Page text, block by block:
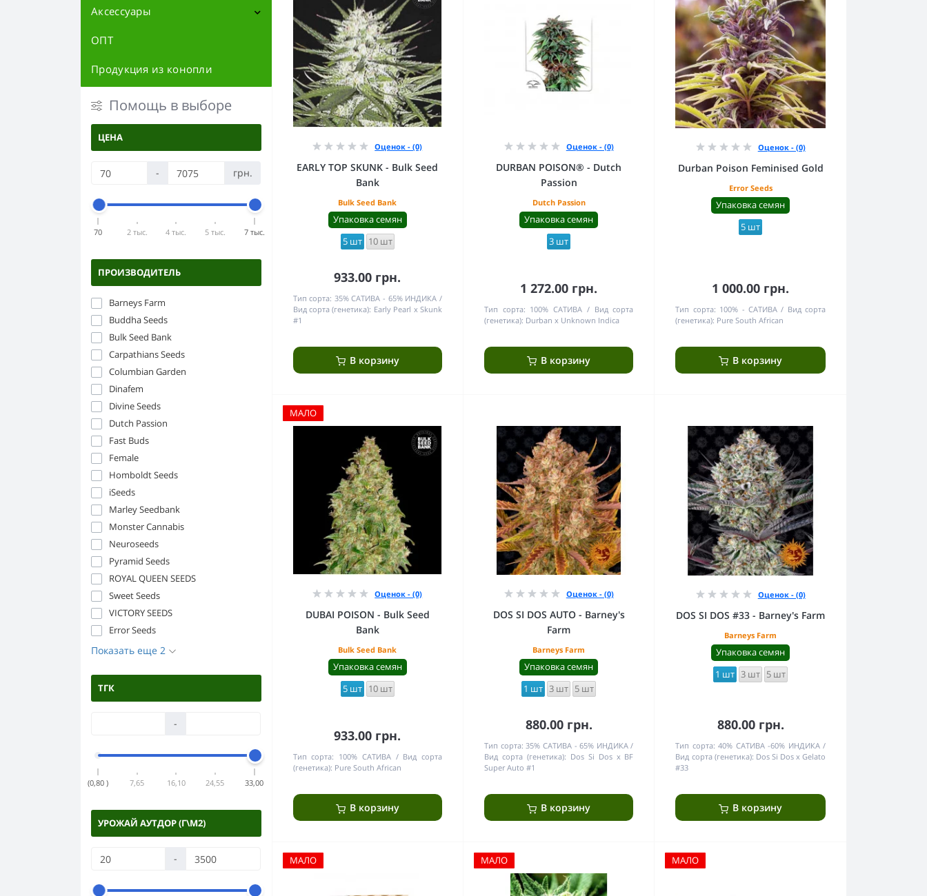
Контроль и измерение
Субстраты
Вентиляция
LED Лампы
Отражатели
Компоненты ДНаТ
ЭПРА
Гроубоксы
Удобрения
Горшки и ёмкости
Аксессуары для гровинга
Аксессуары
Атрибутика
Баблеры
Дерево
Металл
Стекло
Керамика
Пластик
Запчасти для бонгов
Контейнеры и тайники
Бонги
Бумага папиросная
Прессы для травы
Напасы
ОПТ
Продукция из конопли
Помощь в выборе
ЦЕНА
- грн.
70 2 тыс. 4 тыс. 5 тыс. 7 тыс.
ПРОИЗВОДИТЕЛЬ
Barneys Farm
Buddha Seeds
Bulk Seed Bank
Carpathians Seeds
Columbian Garden
Dinafem
Divine Seeds
Dutch Passion
Fast Buds
Female
Homboldt Seeds
iSeeds
Marley Seedbank
Monster Cannabis
Neuroseeds
Pyramid Seeds
ROYAL QUEEN SEEDS
Sweet Seeds
VICTORY SEEDS
Error Seeds
Показать еще 2
ТГК
-
(0,80 ) 7,65 16,10 24,55 33,00
УРОЖАЙ АУТДОР (Г\М2)
-
Оценок - (0)
EARLY TOP SKUNK - Bulk Seed
Bank
Bulk Seed Bank
Упаковка семян
5 шт 10 шт
933.00 грн.
Тип сорта: 35% САТИВА - 65% ИНДИКА
Вид сорта (генетика): Early Pearl x Skunk
#1
В корзину
Оценок - (0)
DURBAN POISON® - Dutch
Passion
Dutch Passion
Упаковка семян
3 шт
1 272.00 грн.
Тип сорта: 100% САТИВА
Вид сорта
(генетика): Durban x Unknown Indica
В корзину
Оценок - (0)
Durban Poison Feminised Gold
Error Seeds
Упаковка семян
5 шт
1 000.00 грн.
Тип сорта: 100% - САТИВА
Вид сорта
(генетика): Pure South African
В корзину
МАЛО
Оценок - (0)
DUBAI POISON - Bulk Seed
Bank
Bulk Seed Bank
Упаковка семян
5 шт 10 шт
933.00 грн.
Тип сорта: 100% САТИВА
Вид сорта
(генетика): Pure South African
В корзину
Оценок - (0)
DOS SI DOS AUTO - Barney's
Farm
Barneys Farm
Упаковка семян
1 шт 3 шт 5 шт
880.00 грн.
Тип сорта: 35% САТИВА - 65% ИНДИКА
Вид сорта (генетика): Dos Si Dos x BF
Super Auto #1
В корзину
Оценок - (0)
DOS SI DOS #33 - Barney's Farm
Barneys Farm
Упаковка семян
1 шт 3 шт 5 шт
880.00 грн.
Тип сорта: 40% САТИВА -60% ИНДИКА
Вид сорта (генетика): Dos Si Dos x Gelato
#33
В корзину
МАЛО МАЛО МАЛО